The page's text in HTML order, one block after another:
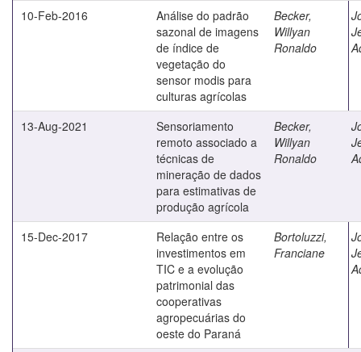
10-Feb-2016
Análise do padrão
sazonal de imagens
de índice de
vegetação do
sensor modis para
culturas agrícolas
Becker,
Willyan
Ronaldo
13-Aug-2021
Sensoriamento
remoto associado a
técnicas de
mineração de dados
para estimativas de
produção agrícola
Becker,
Willyan
Ronaldo
15-Dec-2017
Relação entre os
investimentos em
TIC e a evolução
patrimonial das
cooperativas
agropecuárias do
oeste do Paraná
Bortoluzzi,
Franciane